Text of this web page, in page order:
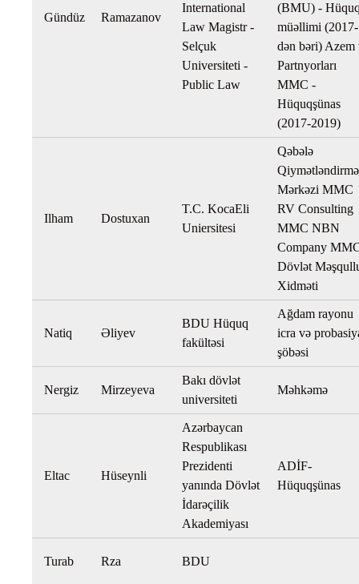
Gündüz Ramazanov
International
Law Magistr -
Selçuk
Universiteti -
Public Law
(BMU) -
müəllimi (2017-
dən bəri) Azem
Partnyorları
MMC -
Hüquqşünas
(2017-2019)
Ilham Dostuxan
T.C. KocaEli
Uniersitesi
Qəbələ
Qiymətləndirmə
Mərkəzi MMC
RV Consulting
MMC NBN
Company
Dövlət
Xidməti
Natiq Əliyev
BDU Hüquq
fakültəsi
Ağdam rayonu
icra və
şöbəsi
Nergiz Mirzeyeva
Bakı dövlət
universiteti
Məhkəmə
Eltac Hüseynli
Azərbaycan
Respublikası
Prezidenti
yanında Dövlət
İdarəçilik
Akademiyası
ADİF-
Hüquqşünas
Turab Rza BDU